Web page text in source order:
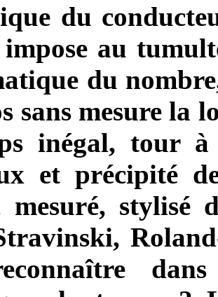
du
au
du
sans mesure la
inégal, tour
et précipité
mesuré, stylisé